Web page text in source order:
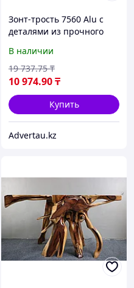
Зонт-трость 7560 Alu с
деталями из прочного
нейви (Р)
В наличии
10 974.90₸
19 737.75 ₸
Купить
Advertau.kz